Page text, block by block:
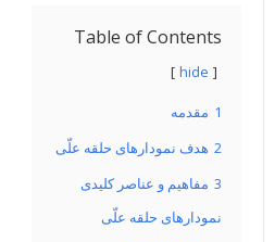
Table of Contents
hide
مقدمه
هدف نمودارهای حلقه علّی
مفاهیم و عناصر کلیدی
نمودارهای حلقه علّی